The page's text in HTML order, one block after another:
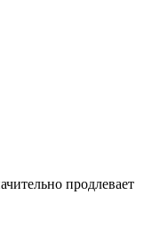
продлевает